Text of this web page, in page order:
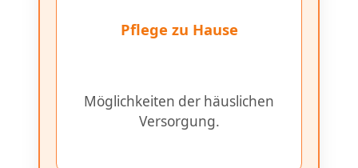
Pflege zu Hause
Möglichkeiten der häuslichen
Versorgung.